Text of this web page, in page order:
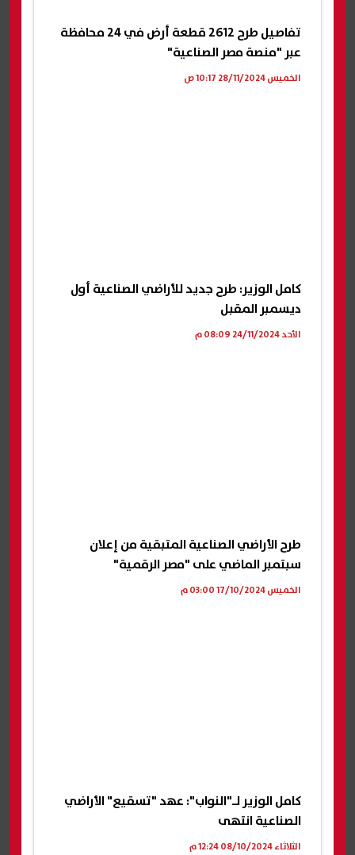
تفاصيل طرح 2612 قطعة أرض في 24 محافظة
عبر "منصة مصر الصناعية"
الخميس 28/11/2024 10:17 ص
كامل الوزير: طرح جديد للأراضي الصناعية أول
ديسمبر المقبل
الأحد 24/11/2024 08:09 م
طرح الأراضي الصناعية المتبقية من إعلان
سبتمبر الماضي على "مصر الرقمية"
الخميس 17/10/2024 03:00 م
كامل الوزير لـ"النواب": عهد "تسقيع" الأراضي
الصناعية انتهى
الثلاثاء 08/10/2024 12:24 م